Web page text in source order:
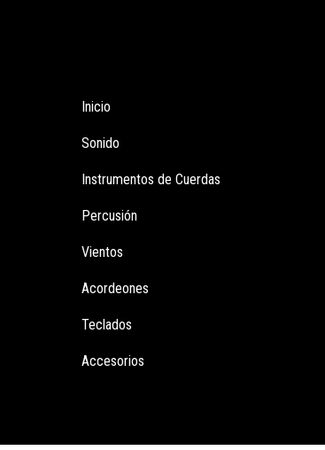
Inicio
Sonido
Instrumentos de Cuerdas
Percusión
Vientos
Acordeones
Teclados
Accesorios